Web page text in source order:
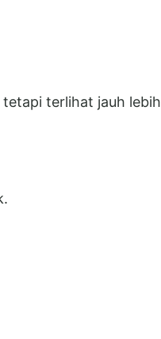
terlihat jauh lebih